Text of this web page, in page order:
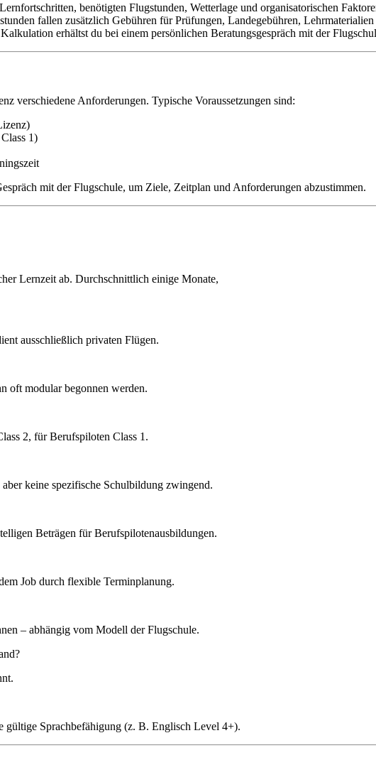
benötigten Flugstunden, Wetterlage und organisatorischen
fallen zusätzlich Gebühren für Prüfungen, Landegebühren, Lehrmaterialien
erhältst du bei einem persönlichen Beratungsgespräch mit der
verschiedene Anforderungen. Typische Voraussetzungen sind:
1)
mit der Flugschule, um Ziele, Zeitplan und Anforderungen abzustimmen.
Lernzeit ab. Durchschnittlich einige Monate,
ausschließlich privaten Flügen.
oft modular begonnen werden.
2, für Berufspiloten Class 1.
keine spezifische Schulbildung zwingend.
Beträgen für Berufspilotenausbildungen.
Job durch flexible Terminplanung.
– abhängig vom Modell der Flugschule.
Sprachbefähigung (z. B. Englisch Level 4+).